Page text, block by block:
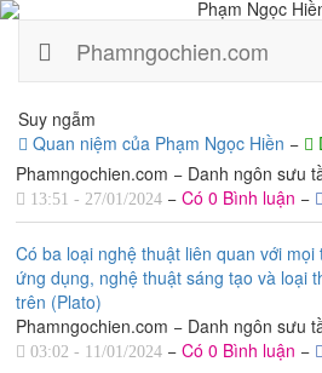
Phamngochien.com
Suy ngẫm
Quan niệm của Phạm Ngọc Hiền −
Phamngochien.com − Danh ngôn sưu
13:51 - 27/01/2024 − Có 0 Bình luận −
Có ba loại nghệ thuật liên quan với
ứng dụng, nghệ thuật sáng tạo và loại
trên (Plato)
Phamngochien.com − Danh ngôn sưu
03:02 - 11/01/2024 − Có 0 Bình luận −